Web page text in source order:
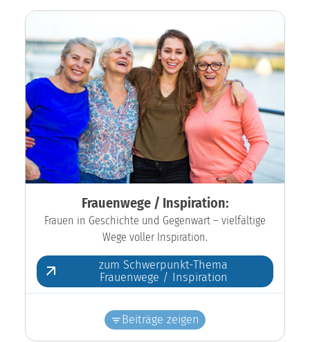
Frauenwege / Inspiration:
Frauen in Geschichte und Gegenwart – vielfältige
Wege voller Inspiration.
zum Schwerpunkt-Thema
Frauenwege / Inspiration
Beiträge zeigen